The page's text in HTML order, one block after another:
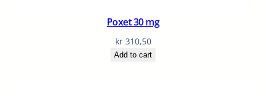
Poxet 30 mg
kr310,50
Add to cart